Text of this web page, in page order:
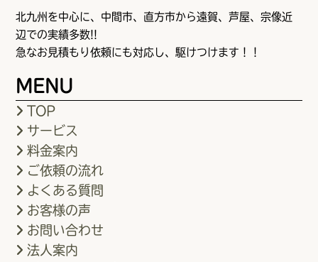
北九州を中心に、中間市、直方市から遠賀、芦屋、宗像近
辺での実績多数!!
急なお見積もり依頼にも対応し、駆けつけます！！
MENU
TOP
サービス
料金案内
ご依頼の流れ
よくある質問
お客様の声
お問い合わせ
法人案内